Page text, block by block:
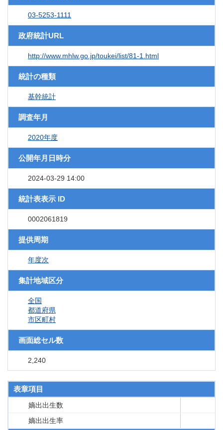
03-5253-1111
政府統計URL
http://www.mhlw.go.jp/toukei/list/81-1.html
統計の種類
基幹統計
調査年月
2020年度
公開年月日時分
2024-03-29 14:00
統計表表示 ID
0002061819
提供周期
年度次
集計地域区分
全国
都道府県
市区町村
画面総セル数
2,240
表章項目
嫡出出生数
嫡出出生率